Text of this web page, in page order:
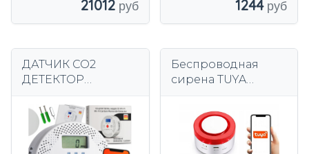
21012 1244
ДАТЧИК CO2
ДЕТЕКТОР
WiFi TUYA SMART
LIFE SIMPLIT
Беспроводная
сирена TUYA